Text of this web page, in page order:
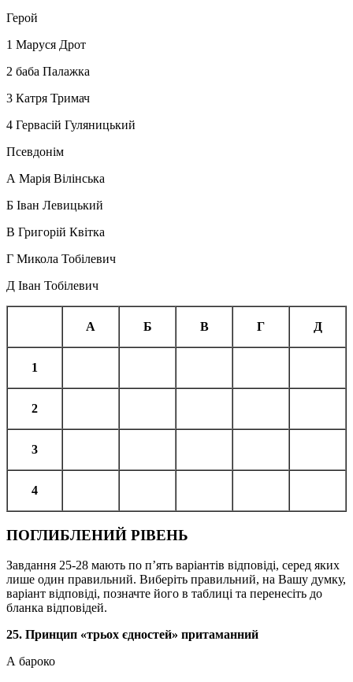
Герой
1 Маруся Дрот
2 баба Палажка
3 Катря Тримач
4 Гервасій Гуляницький
Псевдонім
А Марія Вілінська
Б Іван Левицький
В Григорій Квітка
Г Микола Тобілевич
Д Іван Тобілевич
А Б В Г Д
1
2
3
4
ПОГЛИБЛЕНИЙ РІВЕНЬ
Завдання 25-28 мають по п’ять варіантів відповіді, серед яких
лише один правильний. Виберіть правильний, на Вашу думку,
варіант відповіді, позначте його в таблиці та перенесіть до
бланка відповідей.
25. Принцип «трьох єдностей» притаманний
А бароко